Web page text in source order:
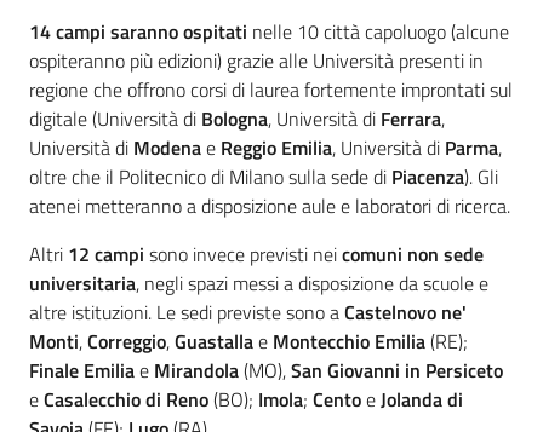
14 campi saranno ospitati nelle 10 città capoluogo (alcune
ospiteranno più edizioni) grazie alle Università presenti in
regione che offrono corsi di laurea fortemente improntati sul
digitale (Università di Bologna, Università di Ferrara,
Università di Modenae Reggio Emilia, Università di Parma,
oltre che il Politecnico di Milano sulla sede di Piacenza). Gli
atenei metteranno a disposizione aule e laboratori di ricerca.
Altri 12 campi sono invece previsti neicomuni non sede
universitaria, negli spazi messi a disposizione da scuole e
altre istituzioni. Le sedi previste sono aCastelnovo ne'
Monti,Correggio,Guastallae Montecchio Emilia(RE);
Finale Emiliae Mirandola(MO),San Giovanni in Persiceto
eCasalecchio di Reno(BO); Imola; CentoeJolanda di